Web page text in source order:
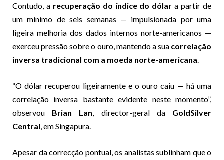
Contudo, a recuperação do índice do dólar a partir de
um mínimo de seis semanas — impulsionada por uma
ligeira melhoria dos dados internos norte-americanos —
exerceu pressão sobre o ouro, mantendo a sua correlação
inversa tradicional com a moeda norte-americana.
“O dólar recuperou ligeiramente e o ouro caiu — há uma
correlação inversa bastante evidente neste momento”,
observou Brian Lan, director-geral da GoldSilver
Central, em Singapura.
Apesar da correcção pontual, os analistas sublinham que o